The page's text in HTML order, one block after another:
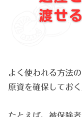
よく使われる方法
原資を確保しておく
たとえば、被保険